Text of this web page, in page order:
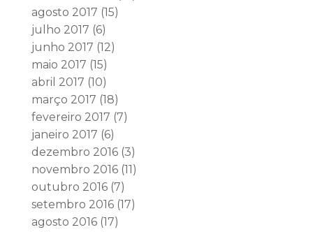
agosto 2017 (15)
julho 2017 (6)
junho 2017 (12)
maio 2017 (15)
abril 2017 (10)
março 2017 (18)
fevereiro 2017 (7)
janeiro 2017 (6)
dezembro 2016(3)
novembro 2016(11)
outubro 2016(7)
setembro 2016(17)
agosto 2016(17)